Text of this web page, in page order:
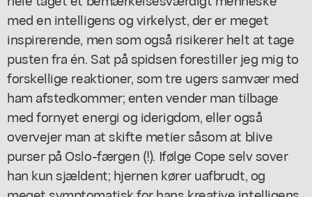
med en intelligens og virkelyst, der er meget
inspirerende, men som også risikerer helt at tage
pusten fra én. Sat på spidsen forestiller jeg mig to
forskellige reaktioner, som tre ugers samvær med
ham afstedkommer; enten vender man tilbage
med fornyet energi og iderigdom, eller også
overvejer man at skifte metier såsom at blive
purser på Oslo-færgen (!). Ifølge Cope selv sover
han kun sjældent; hjernen kører uafbrudt, og